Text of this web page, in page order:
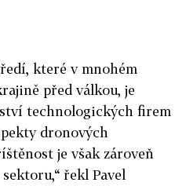
které v mnohém
před válkou, je
technologických firem
dronových
je však zároveň
řekl Pavel